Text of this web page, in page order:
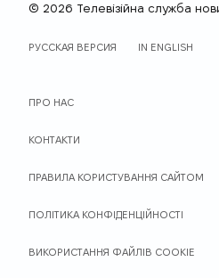
© 2026 Телевізійна служба
РУССКАЯ ВЕРСИЯ
IN ENGLISH
ПРО НАС
КОНТАКТИ
ПРАВИЛА КОРИСТУВАННЯ САЙТОМ
ПОЛІТИКА КОНФІДЕНЦІЙНОСТІ
ВИКОРИСТАННЯ ФАЙЛІВ COOKIE